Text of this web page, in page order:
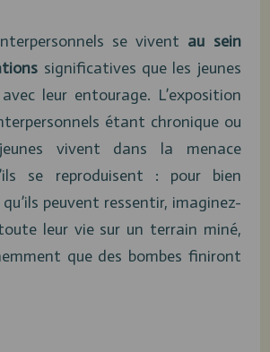
se vivent au sein
significatives que les jeunes
leur entourage. L’exposition
étant chronique ou
vivent dans la menace
se reproduisent : pour bien
peuvent ressentir, imaginez-
leur vie sur un terrain miné,
que des bombes finiront